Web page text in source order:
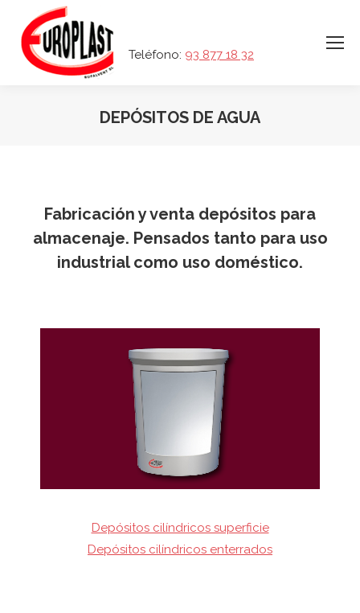
Teléfono: 93 877 18 32
DEPÓSITOS DE AGUA
Fabricación y venta depósitos para
almacenaje. Pensados tanto para uso
industrial como uso doméstico.
Depósitos cilíndricos superficie
Depósitos cilíndricos enterrados